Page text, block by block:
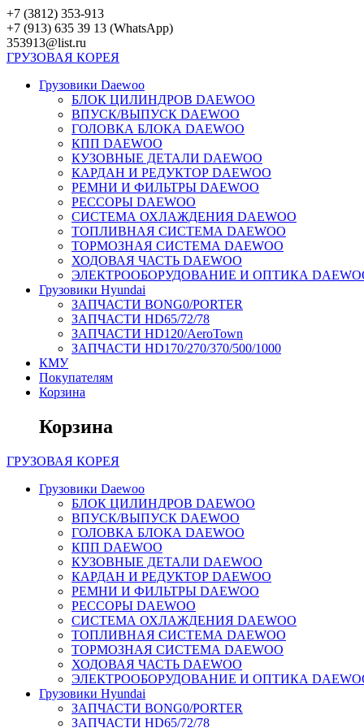
Перейти
к
контенту
+7 (3812) 353-913
+7 (913) 635 39 13 (WhatsApp)
353913@list.ru
ГРУЗОВАЯ КОРЕЯ
Грузовики Daewoo
БЛОК ЦИЛИНДРОВ DAEWOO
ВПУСК/ВЫПУСК DAEWOO
ГОЛОВКА БЛОКА DAEWOO
КПП DAEWOO
КУЗОВНЫЕ ДЕТАЛИ DAEWOO
КАРДАН И РЕДУКТОР DAEWOO
РЕМНИ И ФИЛЬТРЫ DAEWOO
РЕССОРЫ DAEWOO
СИСТЕМА ОХЛАЖДЕНИЯ DAEWOO
ТОПЛИВНАЯ СИСТЕМА DAEWOO
ТОРМОЗНАЯ СИСТЕМА DAEWOO
ХОДОВАЯ ЧАСТЬ DAEWOO
ЭЛЕКТРООБОРУДОВАНИЕ И ОПТИКА
Грузовики Hyundai
ЗАПЧАСТИ BONG0/PORTER
ЗАПЧАСТИ HD65/72/78
ЗАПЧАСТИ HD120/AeroTown
ЗАПЧАСТИ HD170/270/370/500/1000
КМУ
Покупателям
Корзина
Корзина
ГРУЗОВАЯ КОРЕЯ
Грузовики Daewoo
БЛОК ЦИЛИНДРОВ DAEWOO
ВПУСК/ВЫПУСК DAEWOO
ГОЛОВКА БЛОКА DAEWOO
КПП DAEWOO
КУЗОВНЫЕ ДЕТАЛИ DAEWOO
КАРДАН И РЕДУКТОР DAEWOO
РЕМНИ И ФИЛЬТРЫ DAEWOO
РЕССОРЫ DAEWOO
СИСТЕМА ОХЛАЖДЕНИЯ DAEWOO
ТОПЛИВНАЯ СИСТЕМА DAEWOO
ТОРМОЗНАЯ СИСТЕМА DAEWOO
ХОДОВАЯ ЧАСТЬ DAEWOO
ЭЛЕКТРООБОРУДОВАНИЕ И ОПТИКА
Грузовики Hyundai
ЗАПЧАСТИ BONG0/PORTER
ЗАПЧАСТИ HD65/72/78